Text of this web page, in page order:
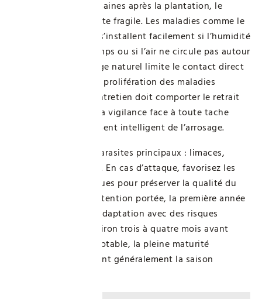
Durant les 8 à 10 semaines après la plantation, le
système racinaire reste fragile. Les maladies comme le
botrytis ou l’oïdium s’installent facilement si l’humidité
persiste trop longtemps ou si l’air ne circule pas autour
des plants. Un paillage naturel limite le contact direct
sol-fruits et réduit la prolifération des maladies
cryptogamiques. L’entretien doit comporter le retrait
des feuilles mortes, la vigilance face à toute tache
suspecte et l’ajustement intelligent de l’arrosage.
Surveillez aussi les parasites principaux : limaces,
pucerons et acariens. En cas d’attaque, favorisez les
traitements biologiques pour préserver la qualité du
sol. Malgré toute l’attention portée, la première année
reste une période d’adaptation avec des risques
accrus. Comptez environ trois à quatre mois avant
d’avoir une récolte notable, la pleine maturité
productive intervenant généralement la saison